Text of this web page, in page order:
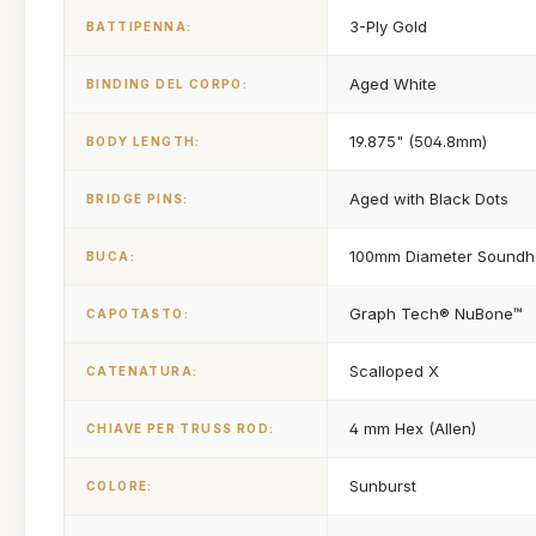
BATTIPENNA: 3-Ply Gold
BINDING DEL CORPO: Aged White
BODY LENGTH: 19.875" (504.8mm)
BRIDGE PINS: Aged with Black Dots
BUCA: 100mm Diameter
CAPOTASTO: Graph Tech® NuBone™
CATENATURA: Scalloped X
CHIAVE PER TRUSS ROD: 4 mm Hex (Allen)
COLORE: Sunburst